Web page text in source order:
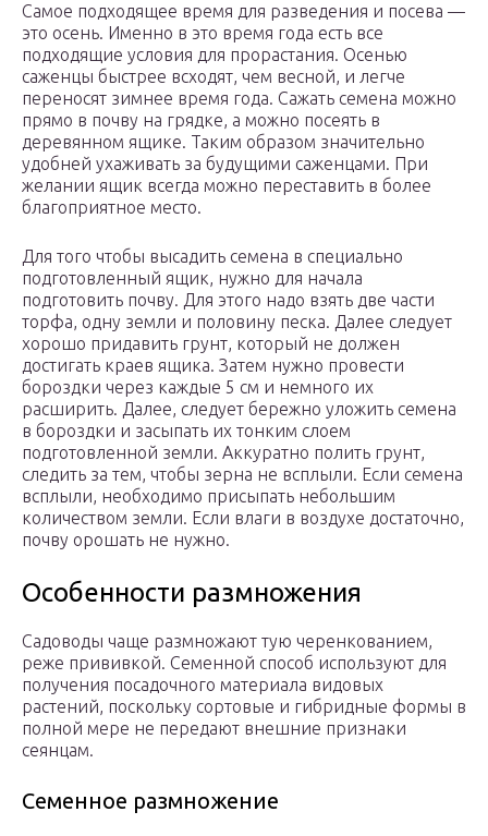
Самое подходящее время для разведения и посева —
это осень. Именно в это время года есть все
подходящие условия для прорастания. Осенью
саженцы быстрее всходят, чем весной, и легче
переносят зимнее время года. Сажать семена можно
прямо в почву на грядке, а можно посеять в
деревянном ящике. Таким образом значительно
удобней ухаживать за будущими саженцами. При
желании ящик всегда можно переставить в более
благоприятное место.
Для того чтобы высадить семена в специально
подготовленный ящик, нужно для начала
подготовить почву. Для этого надо взять две части
торфа, одну земли и половину песка. Далее следует
хорошо придавить грунт, который не должен
достигать краев ящика. Затем нужно провести
бороздки через каждые 5 см и немного их
расширить. Далее, следует бережно уложить семена
в бороздки и засыпать их тонким слоем
подготовленной земли. Аккуратно полить грунт,
следить за тем, чтобы зерна не всплыли. Если семена
всплыли, необходимо присыпать небольшим
количеством земли. Если влаги в воздухе достаточно,
почву орошать не нужно.
Особенности размножения
Садоводы чаще размножают тую черенкованием,
реже прививкой. Семенной способ используют для
получения посадочного материала видовых
растений, поскольку сортовые и гибридные формы в
полной мере не передают внешние признаки
сеянцам.
Семенное размножение